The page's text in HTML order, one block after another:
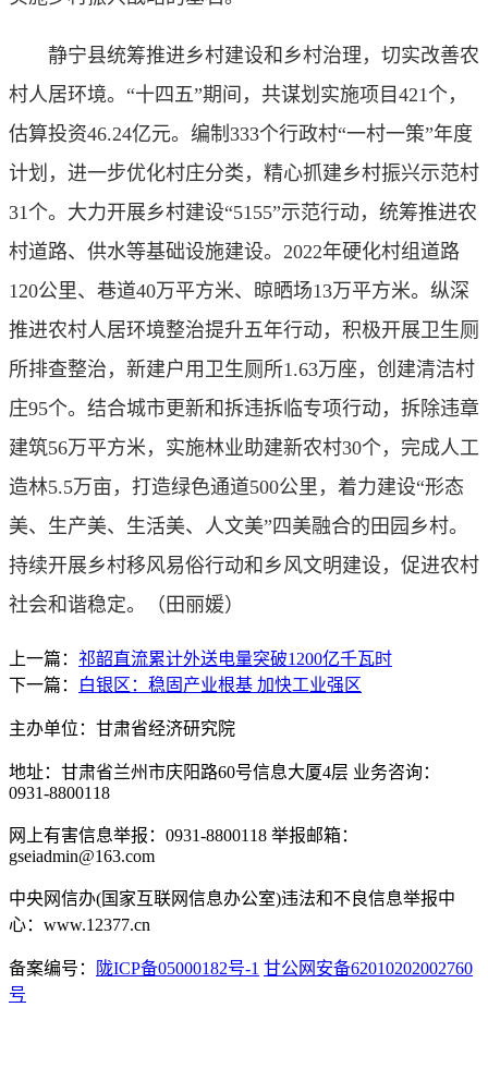
静宁县统筹推进乡村建设和乡村治理，切实改善农
村人居环境。“十四五”期间，共谋划实施项目421个，
估算投资46.24亿元。编制333个行政村“一村一策”年度
计划，进一步优化村庄分类，精心抓建乡村振兴示范村
31个。大力开展乡村建设“5155”示范行动，统筹推进农
村道路、供水等基础设施建设。2022年硬化村组道路
120公里、巷道40万平方米、晾晒场13万平方米。纵深
推进农村人居环境整治提升五年行动，积极开展卫生厕
所排查整治，新建户用卫生厕所1.63万座，创建清洁村
庄95个。结合城市更新和拆违拆临专项行动，拆除违章
建筑56万平方米，实施林业助建新农村30个，完成人工
造林5.5万亩，打造绿色通道500公里，着力建设“形态
美、生产美、生活美、人文美”四美融合的田园乡村。
持续开展乡村移风易俗行动和乡风文明建设，促进农村
社会和谐稳定。（ 田丽媛）
上一篇： 祁韶直流累计外送电量突破1200亿千瓦时
下一篇：
白银区：稳固产业根基 加快工业强区
主办单位：甘肃省经济研究院
地址：甘肃省兰州市庆阳路60号信息大厦4层 业务咨询：
0931-8800118
网上有害信息举报：0931-8800118 举报邮箱：
gseiadmin@163.com
中央网信办(国家互联网信息办公室)违法和不良信息举报中
心：www.12377.cn
备案编号： 陇ICP备05000182号-1 甘公网安备62010202002760
号